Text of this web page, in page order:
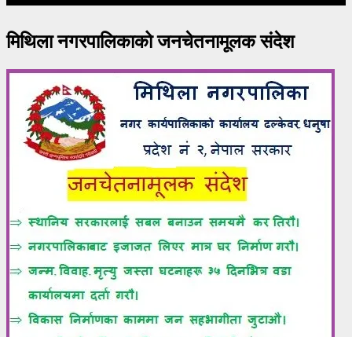
मिथिला नगरपालिकाको जनचेतनामूलक संदेश